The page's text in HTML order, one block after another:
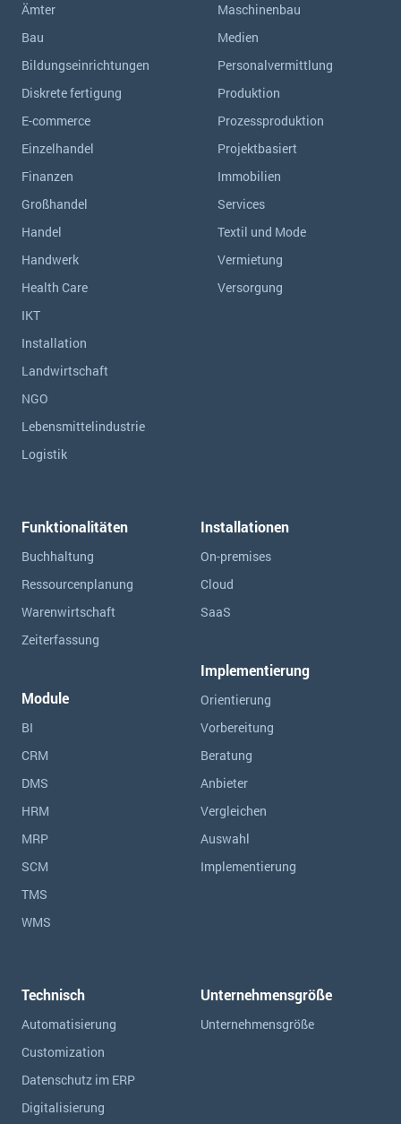
Ämter
Bau
Bildungseinrichtungen
Diskrete fertigung
E-commerce
Einzelhandel
Finanzen
Großhandel
Handel
Handwerk
Health Care
IKT
Installation
Landwirtschaft
NGO
Lebensmittelindustrie
Logistik
Maschinenbau
Medien
Personalvermittlung
Produktion
Prozessproduktion
Projektbasiert
Immobilien
Services
Textil und Mode
Vermietung
Versorgung
Funktionalitäten
Buchhaltung
Ressourcen­planung
Warenwirtschaft
Zeiterfassung
Module
BI
CRM
DMS
HRM
MRP
SCM
TMS
WMS
Installationen
On-premises
Cloud
SaaS
Implementierung
Orientierung
Vorbereitung
Beratung
Anbieter
Vergleichen
Auswahl
Implementierung
Technisch
Automatisierung
Customization
Datenschutz im ERP
Digitalisierung
Unternehmensgröße
Unternehmensgröße